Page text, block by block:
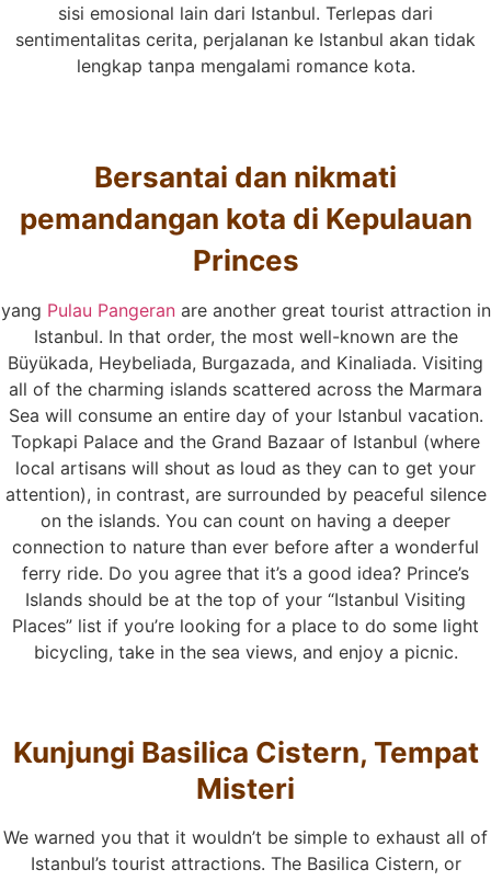
sisi emosional lain dari Istanbul. Terlepas dari
sentimentalitas cerita, perjalanan ke Istanbul akan tidak
lengkap tanpa mengalami romance kota.
Bersantai dan nikmati
pemandangan kota di Kepulauan
Princes
yang Pulau Pangeranare another great tourist attraction in
Istanbul. In that order, the most well-known are the
Büyükada, Heybeliada, Burgazada, and Kinaliada. Visiting
all of the charming islands scattered across the Marmara
Sea will consume an entire day of your Istanbul vacation.
Topkapi Palace and the Grand Bazaar of Istanbul (where
local artisans will shout as loud as they can to get your
attention), in contrast, are surrounded by peaceful silence
on the islands. You can count on having a deeper
connection to nature than ever before after a wonderful
ferry ride. Do you agree that it’s a good idea? Prince’s
Islands should be at the top of your “Istanbul Visiting
Places” list if you’re looking for a place to do some light
bicycling, take in the sea views, and enjoy a picnic.
Kunjungi Basilica Cistern, Tempat
Misteri
We warned you that it wouldn’t be simple to exhaust all of
Istanbul’s tourist attractions. The Basilica Cistern, or